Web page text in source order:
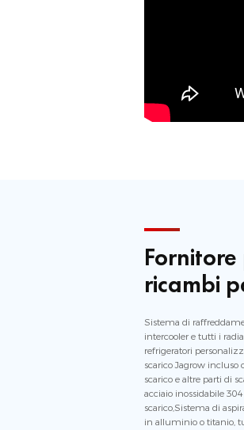
ricambi
Sistema di
intercooler e tutti i
refrigeratori
scarico Jagrow incluso
scarico e altre parti di
acciaio inossidabile
scarico,Sistema di
in alluminio o titanio,